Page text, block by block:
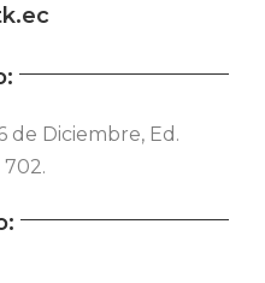
de Diciembre, Ed.